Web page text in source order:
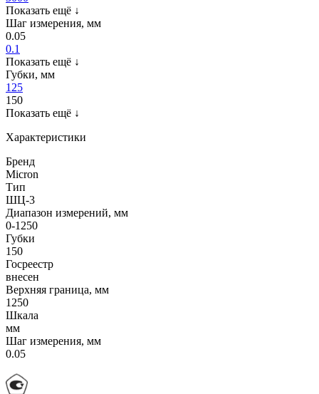
Показать ещё ↓
Шаг измерения, мм
0.05
0.1
Показать ещё ↓
Губки, мм
125
150
Показать ещё ↓
Характеристики
Бренд
Micron
Тип
ШЦ-3
Диапазон измерений, мм
0-1250
Губки
150
Госреестр
внесен
Верхняя граница, мм
1250
Шкала
мм
Шаг измерения, мм
0.05